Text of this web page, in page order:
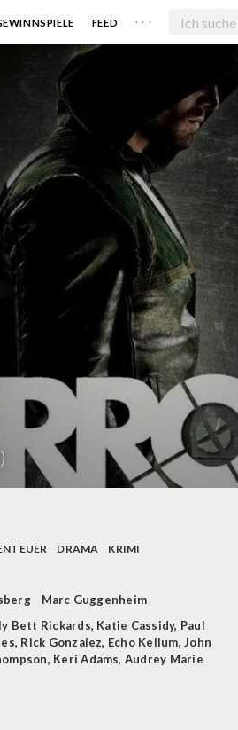
FEED . . .
DRAMA
KRIMI
Marc Guggenheim
Bett Rickards, Katie Cassidy, Paul
, Rick Gonzalez, Echo Kellum,John
, Keri Adams, Audrey Marie